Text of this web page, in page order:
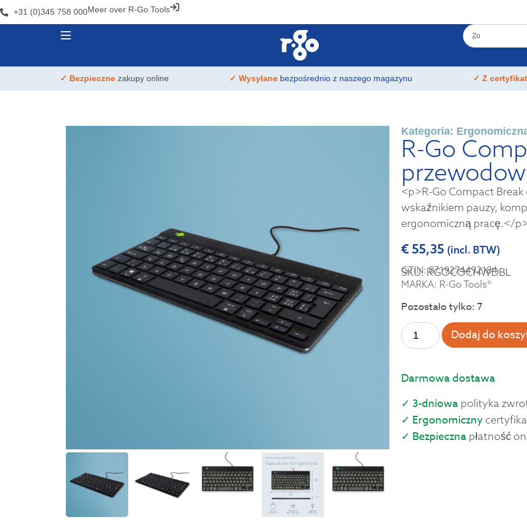
+31 (0)345 758 000Meer over R-Go Tools
✓ Bezpieczne zakupy online ✓ Wysyłane bezpośrednio z naszego magazynu ✓ Z
Kategoria:
R-Go
<p>R-Go Compact
wskaźnikiem pauzy,
ergonomiczną pracę.</
€ 55,35 (incl. BTW)
SKU: RGOCOCHWDBL
GTIN: 8719274492184
MARKA: R-Go Tools®
Pozostało tylko: 7
Dodaj do
Darmowa dostawa
✓ 3-dniowa polityka
✓ Ergonomiczny
✓ Bezpieczna płatność